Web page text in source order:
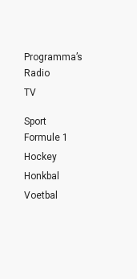
Programma’s
Radio
TV
Sport
Formule 1
Hockey
Honkbal
Voetbal